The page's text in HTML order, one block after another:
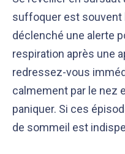
suffoquer est souvent
déclenché une alerte
respiration après une
redressez-vous
calmement par le nez
paniquer. Si ces
de sommeil est